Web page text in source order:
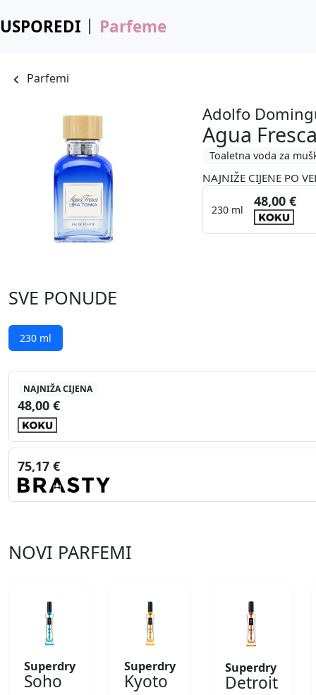
USPOREDI Parfeme
Parfemi
Adolfo
Agua
Toaletna voda za
NAJNIŽE CIJENE PO
230 ml
48,00 €
SVE PONUDE
230 ml
NAJNIŽA CIJENA
48,00 €
75,17 €
NOVI PARFEMI
Superdry
Soho
Superdry
Kyoto
Superdry
Detroit